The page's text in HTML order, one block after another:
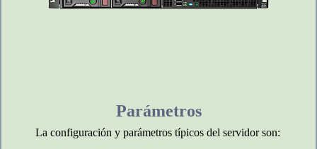
Parámetros
La configuración y parámetros típicos del servidor son: